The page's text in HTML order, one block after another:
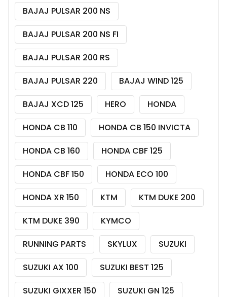
BAJAJ PULSAR 200 NS
BAJAJ PULSAR 200 NS FI
BAJAJ PULSAR 200 RS
BAJAJ PULSAR 220
BAJAJ WIND 125
BAJAJ XCD 125
HERO
HONDA
HONDA CB 110
HONDA CB 150 INVICTA
HONDA CB 160
HONDA CBF 125
HONDA CBF 150
HONDA ECO 100
HONDA XR 150
KTM
KTM DUKE 200
KTM DUKE 390
KYMCO
RUNNING PARTS
SKYLUX
SUZUKI
SUZUKI AX 100
SUZUKI BEST 125
SUZUKI GIXXER 150
SUZUKI GN 125